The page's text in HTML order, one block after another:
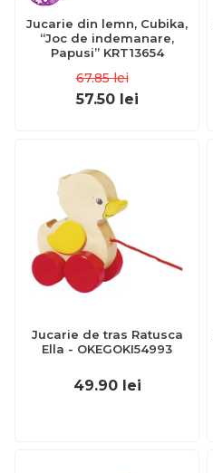
Jucarie din lemn, Cubika,
“Joc de indemanare,
Papusi” KRT13654
67.85 lei
57.50 lei
Jucarie de tras Ratusca
Ella - OKEGOKI54993
49.90 lei